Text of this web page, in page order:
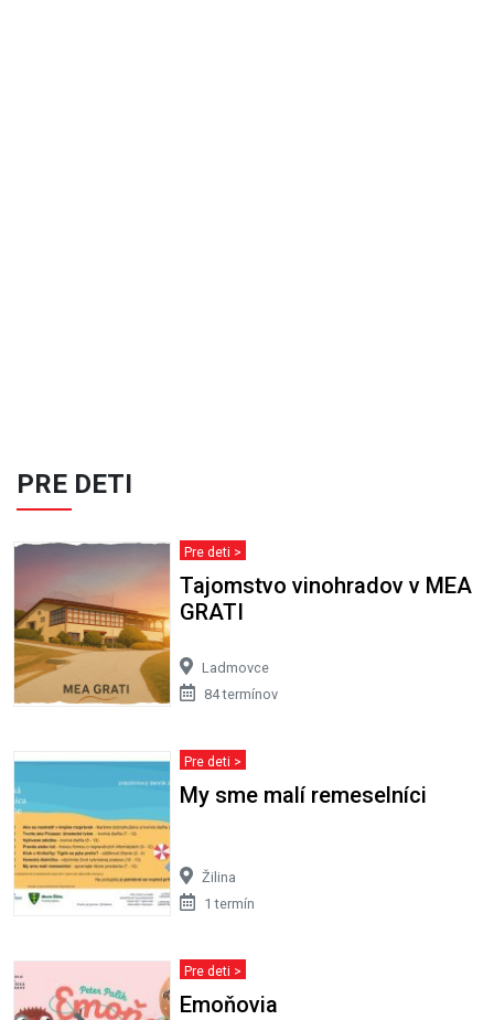
PRE DETI
Pre deti >
Tajomstvo vinohradov v MEA
GRATI
Ladmovce
84 termínov
Pre deti >
My sme malí remeselníci
Žilina
1 termín
Pre deti >
Emoňovia